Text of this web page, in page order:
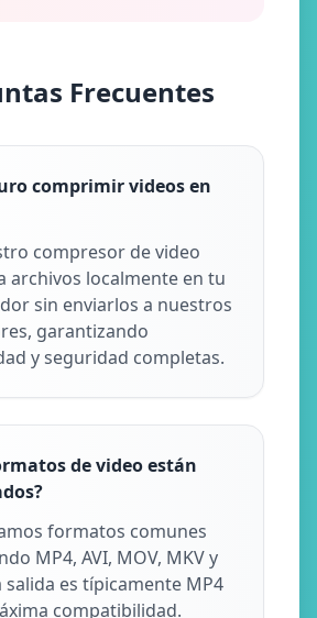
Frecuentes
comprimir videos en
compresor de video
archivos localmente en tu
sin enviarlos a nuestros
garantizando
y seguridad completas.
de video están
formatos comunes
MP4, AVI, MOV, MKV y
salida es típicamente MP4
compatibilidad.